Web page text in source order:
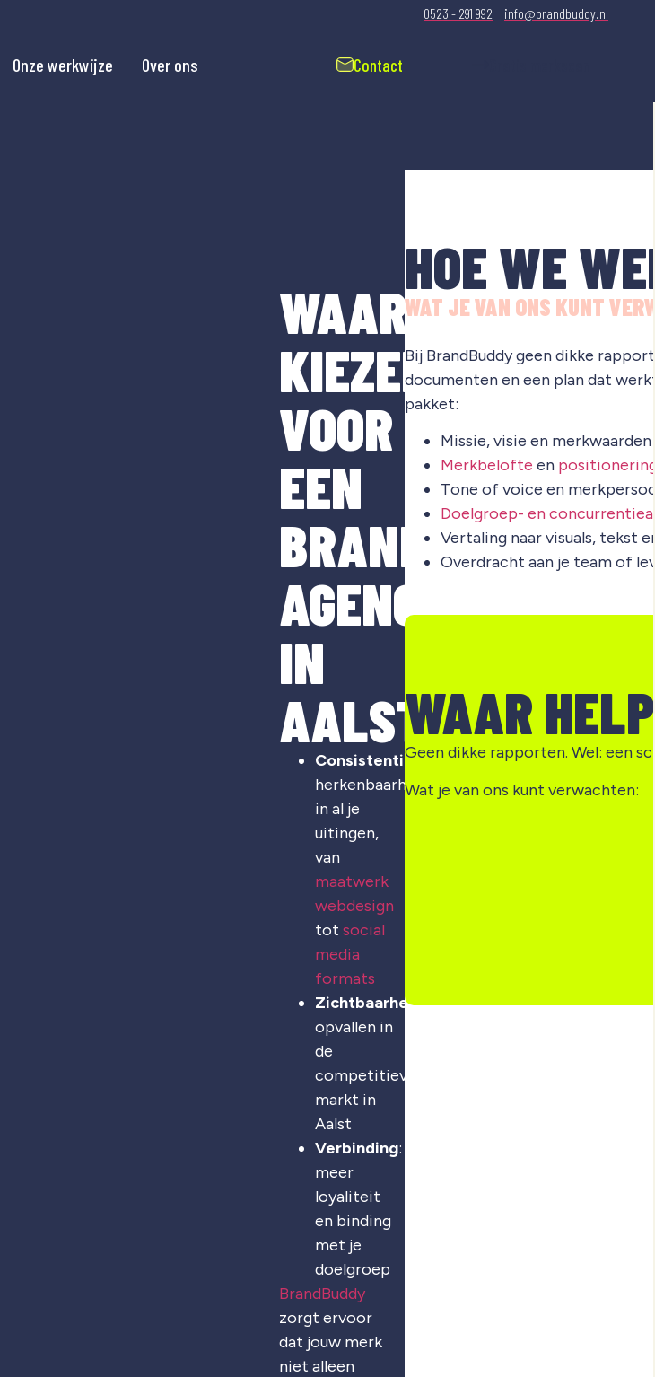
0523 - 291 992 info@brandbuddy.nl
Onze werkwijze Over ons Contact
WAAROM
KIEZEN
VOOR
EEN
BRANDING
AGENCY
IN
AALST?
Consistentie:
herkenbaarheid
in al je
uitingen,
van
maatwerk
webdesign
tot social
media
formats
Zichtbaarheid:
opvallen in
de
competitieve
markt in
Aalst
Verbinding:
meer
loyaliteit
en binding
met je
doelgroep
BrandBuddy
zorgt ervoor
dat jouw merk
niet alleen
HOE WE
WAT JE VAN ONS KUNT
Bij BrandBuddy geen dikke
documenten en een plan dat
pakket:
Missie, visie en merkwaarden
Merkbelofte en
Tone of voice en
Doelgroep- en
Vertaling naar visuals, tekst
Overdracht aan je team of
WAAR
Geen dikke rapporten. Wel: een
Wat je van ons kunt verwachten: